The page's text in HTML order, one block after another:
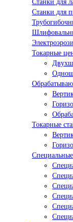
Станки для
Станки для
Токарные
Токарные